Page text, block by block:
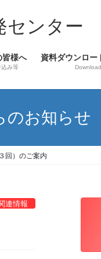
センター
皆様へ
み等
資料ダウンロー
のお知らせ
回）のご案内
連情報